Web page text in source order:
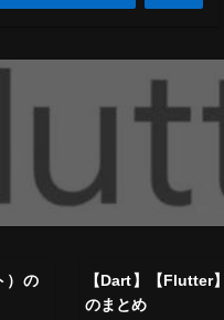
）の
【Dart】【Flutter
のまとめ